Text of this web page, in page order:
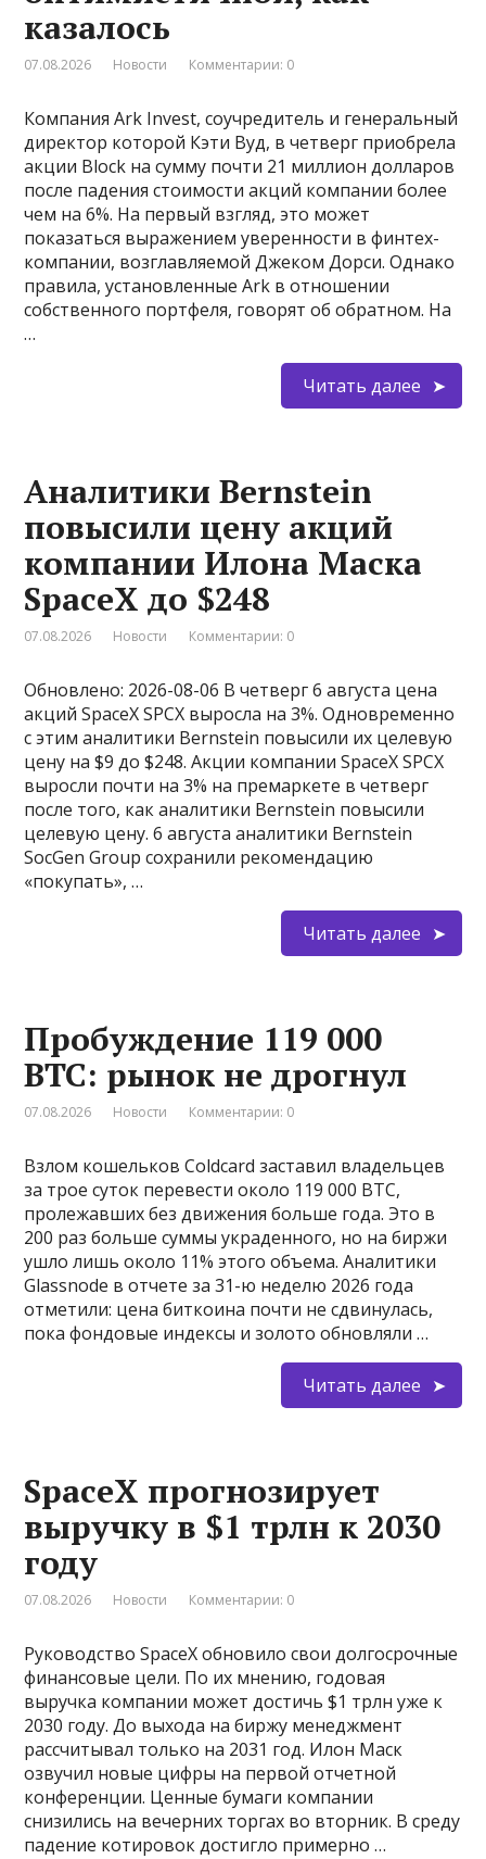
казалось
07.08.2026 Новости Комментарии: 0
Компания Ark Invest, соучредитель и генеральный
директор которой Кэти Вуд, в четверг приобрела
акции Block на сумму почти 21 миллион долларов
после падения стоимости акций компании более
чем на 6%. На первый взгляд, это может
показаться выражением уверенности в финтех-
компании, возглавляемой Джеком Дорси. Однако
правила, установленные Ark в отношении
собственного портфеля, говорят об обратном. На
…
Читать далее
Аналитики Bernstein
повысили цену акций
компании Илона Маска
SpaceX до $248
07.08.2026 Новости Комментарии: 0
Обновлено: 2026-08-06 В четверг 6 августа цена
акций SpaceX SPCX выросла на 3%. Одновременно
с этим аналитики Bernstein повысили их целевую
цену на $9 до $248. Акции компании SpaceX SPCX
выросли почти на 3% на премаркете в четверг
после того, как аналитики Bernstein повысили
целевую цену. 6 августа аналитики Bernstein
SocGen Group сохранили рекомендацию
«покупать», …
Читать далее
Пробуждение 119 000
BTC: рынок не дрогнул
07.08.2026 Новости Комментарии: 0
Взлом кошельков Coldcard заставил владельцев
за трое суток перевести около 119 000 BTC,
пролежавших без движения больше года. Это в
200 раз больше суммы украденного, но на биржи
ушло лишь около 11% этого объема. Аналитики
Glassnode в отчете за 31-ю неделю 2026 года
отметили: цена биткоина почти не сдвинулась,
пока фондовые индексы и золото обновляли …
Читать далее
SpaceX прогнозирует
выручку в $1 трлн к 2030
году
07.08.2026 Новости Комментарии: 0
Руководство SpaceX обновило свои долгосрочные
финансовые цели. По их мнению, годовая
выручка компании может достичь $1 трлн уже к
2030 году. До выхода на биржу менеджмент
рассчитывал только на 2031 год. Илон Маск
озвучил новые цифры на первой отчетной
конференции. Ценные бумаги компании
снизились на вечерних торгах во вторник. В среду
падение котировок достигло примерно …